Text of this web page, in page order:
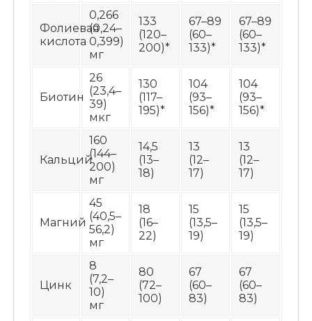
Фолиевая
кислота
0,266
(0,24–
0,399)
мг
133
(120–
200)*
67–89
(60–
133)*
67–89
(60–
133)*
Биотин
26
(23,4–
39)
мкг
130
(117–
195)*
104
(93–
156)*
104
(93–
156)*
Кальций
160
(144–
200)
мг
14,5
(13–
18)
13
(12–
17)
13
(12–
17)
Магний
45
(40,5–
56,2)
мг
18
(16–
22)
15
(13,5–
19)
15
(13,5–
19)
Цинк
8
(7,2–
10)
мг
80
(72–
100)
67
(60–
83)
67
(60–
83)